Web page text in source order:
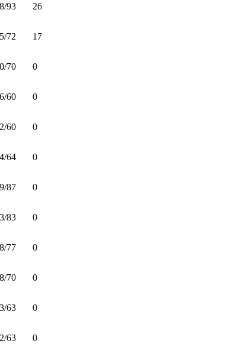
93 26
72 17
70 0
60 0
60 0
64 0
87 0
83 0
77 0
70 0
63 0
63 0